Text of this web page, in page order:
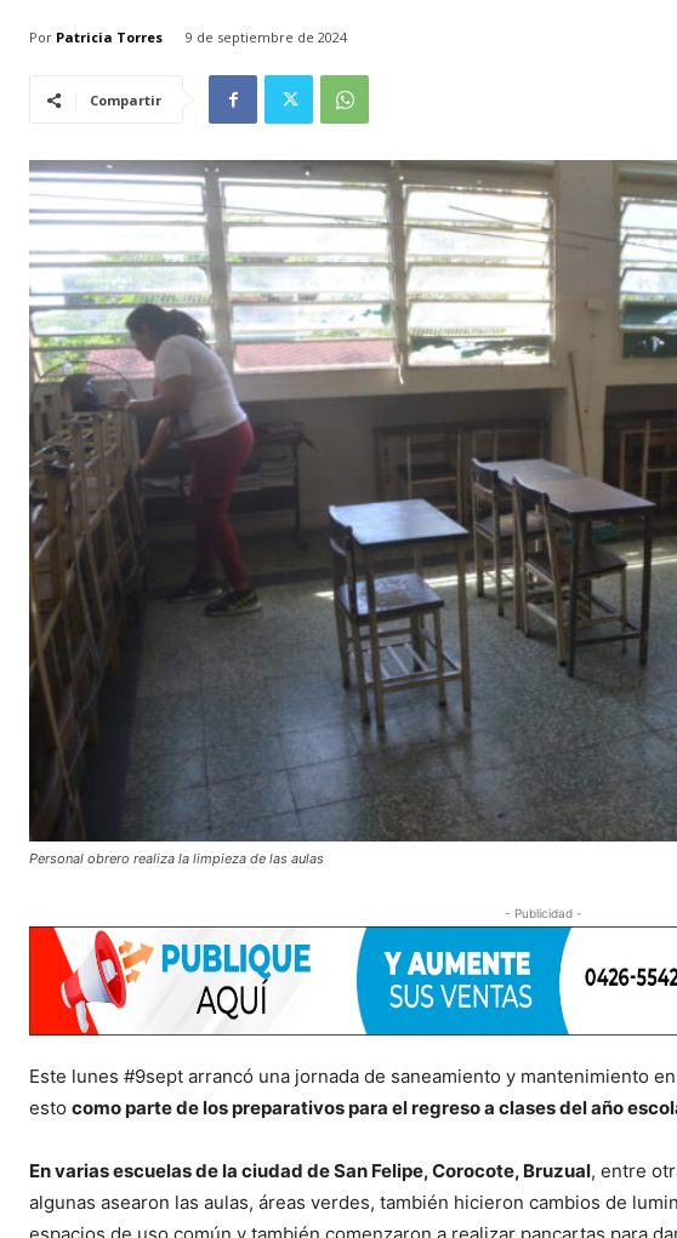
Por Patricia Torres 9 de septiembre de 2024
Compartir
Personal obrero realiza la limpieza de las aulas
- Publicidad -
Este lunes #9sept arrancó una jornada de saneamiento y mantenimiento
esto como parte de los preparativos para el regreso a clases del año
En varias escuelas de la ciudad de San Felipe, Corocote, Bruzual, entre
algunas asearon las aulas, áreas verdes, también hicieron cambios de